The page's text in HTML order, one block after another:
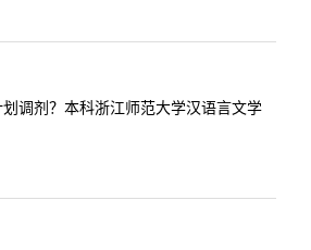
调剂？本科浙江师范大学汉语言文学